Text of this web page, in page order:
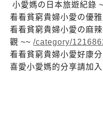
小愛媽の日本旅遊紀錄
看看貧窮貴婦小愛の優
看看貧窮貴婦小愛の麻辣
觀 ~~ /category/
看看貧窮貴婦小愛好康
喜愛小愛媽的分享請加